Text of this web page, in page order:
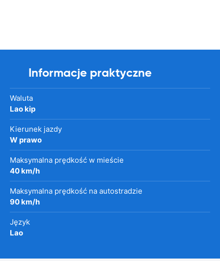
Informacje praktyczne
Waluta
Lao kip
Kierunek jazdy
W prawo
Maksymalna prędkość w mieście
40 km/h
Maksymalna prędkość na autostradzie
90 km/h
Język
Lao